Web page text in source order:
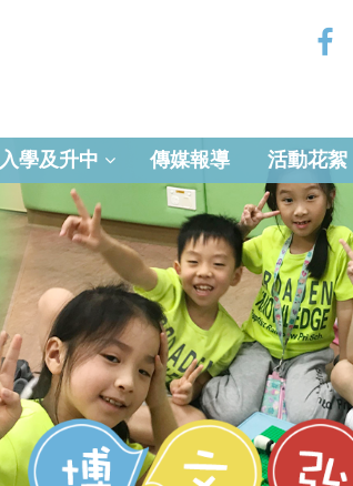
入學及升中 傳媒報導 活動花絮